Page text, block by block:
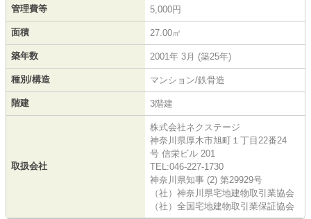
管理費等 5,000円
面積 27.00㎡
築年数 2001年 3月 (築25年)
種別/構造 マンション/鉄骨造
階建 3階建
取扱会社
株式会社ネクステージ
神奈川県厚木市旭町１丁目22番24
号 信栄ビル 201
TEL:046-227-1730
神奈川県知事 (2) 第29929号
（社）神奈川県宅地建物取引業協会
（社）全国宅地建物取引業保証協会